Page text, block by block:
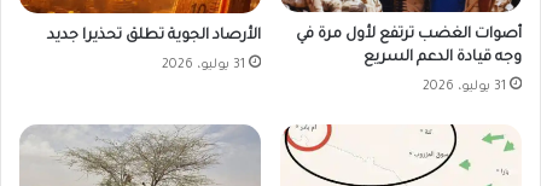
أصوات الغضب ترتفع لأول مرة في
وجه قيادة الدعم السريع
31 يوليو، 2026
الأرصاد الجوية تطلق تحذيرا جديد
31 يوليو، 2026